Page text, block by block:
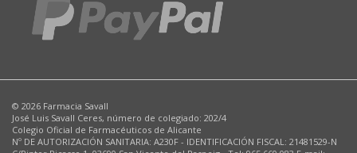
© 2026 Farmacia Savall
José Luis Savall Ceres, número de colegiado: 202/4
Colegio Oficial de Farmacéuticos de Alicante
Nº DE AUTORIZACIÓN SANITARIA: A230F - IDENTIFICACIÓN FISCAL: 21481529-N